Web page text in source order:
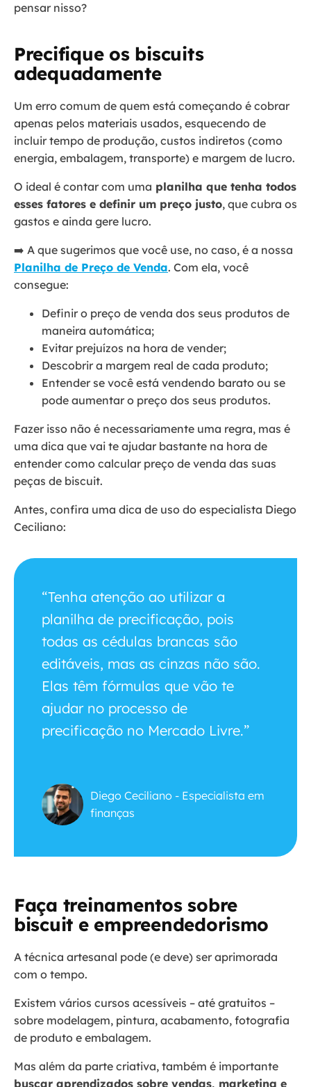
pensar nisso?
Precifique os biscuits
adequadamente
Um erro comum de quem está começando é cobrar
apenas pelos materiais usados, esquecendo de
incluir tempo de produção, custos indiretos (como
energia, embalagem, transporte) e margem de lucro.
O ideal é contar com uma planilha que tenha todos
esses fatores e definir um preço justo, que cubra os
gastos e ainda gere lucro.
➡️ A que sugerimos que você use, no caso, é a nossa
Planilha de Preço de Venda. Com ela, você
consegue:
Definir o preço de venda dos seus produtos de
maneira automática;
Evitar prejuízos na hora de vender;
Descobrir a margem real de cada produto;
Entender se você está vendendo barato ou se
pode aumentar o preço dos seus produtos.
Fazer isso não é necessariamente uma regra, mas é
uma dica que vai te ajudar bastante na hora de
entender como calcular preço de venda das suas
peças de biscuit.
Antes, confira uma dica de uso do especialista Diego
Ceciliano:
“Tenha atenção ao utilizar a
planilha de precificação, pois
todas as cédulas brancas são
editáveis, mas as cinzas não são.
Elas têm fórmulas que vão te
ajudar no processo de
precificação no Mercado Livre.”
Diego Ceciliano - Especialista em
finanças
Faça treinamentos sobre
biscuit e empreendedorismo
A técnica artesanal pode (e deve) ser aprimorada
com o tempo.
Existem vários cursos acessíveis – até gratuitos –
sobre modelagem, pintura, acabamento, fotografia
de produto e embalagem.
Mas além da parte criativa, também é importante
buscar aprendizados sobre vendas, marketing e